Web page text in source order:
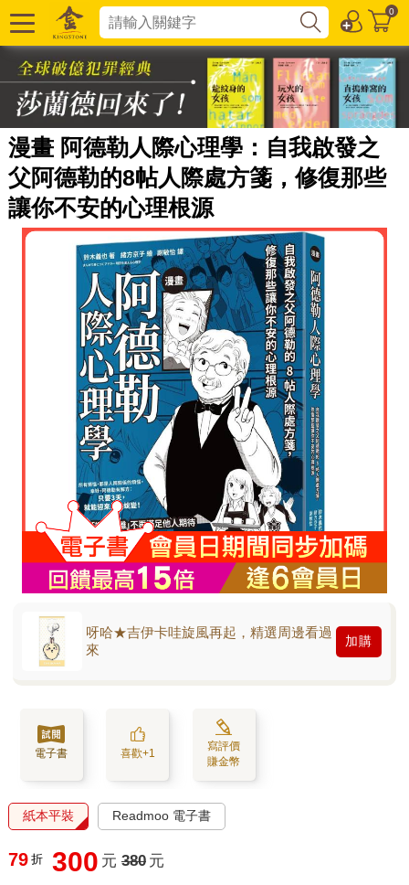
0
漫畫 阿德勒人際心理學：自我啟發之
父阿德勒的8帖人際處方箋，修復那些
讓你不安的心理根源
呀哈★吉伊卡哇旋風再起，精選周邊看過
來
加購
電子書 喜歡+1
寫評價
賺金幣
紙本平裝 Readmoo 電子書
79 折 300 元 380 元